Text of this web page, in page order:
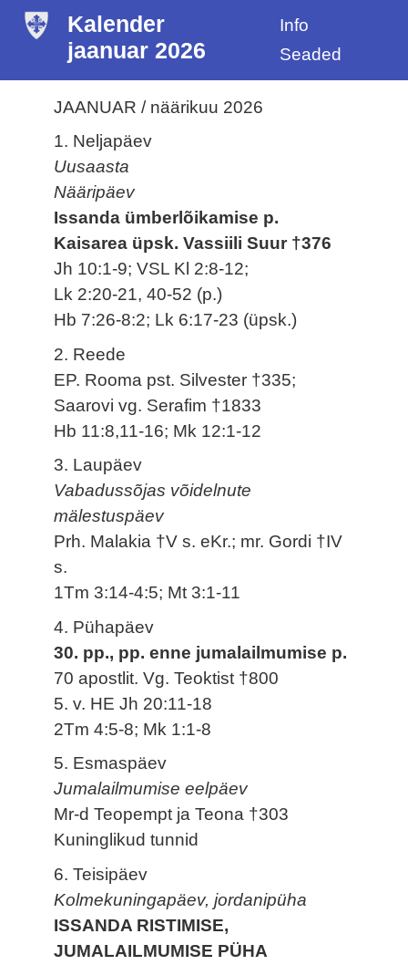
Kalender
jaanuar 2026
Info
Seaded
JAANUAR / näärikuu 2026
1. Neljapäev
Uusaasta
Nääripäev
Issanda ümberlõikamise p.
Kaisarea üpsk. Vassiili Suur †376
Jh 10:1-9; VSL Kl 2:8-12;
Lk 2:20-21, 40-52 (p.)
Hb 7:26-8:2; Lk 6:17-23 (üpsk.)
2. Reede
EP. Rooma pst. Silvester †335;
Saarovi vg. Serafim †1833
Hb 11:8,11-16; Mk 12:1-12
3. Laupäev
Vabadussõjas võidelnute
mälestuspäev
Prh. Malakia †V s. eKr.; mr. Gordi †IV
s.
1Tm 3:14-4:5; Mt 3:1-11
4. Pühapäev
30. pp., pp. enne jumalailmumise p.
70 apostlit. Vg. Teoktist †800
5. v. HE Jh 20:11-18
2Tm 4:5-8; Mk 1:1-8
5. Esmaspäev
Jumalailmumise eelpäev
Mr-d Teopempt ja Teona †303
Kuninglikud tunnid
6. Teisipäev
Kolmekuningapäev, jordanipüha
ISSANDA RISTIMISE,
JUMALAILMUMISE PÜHA